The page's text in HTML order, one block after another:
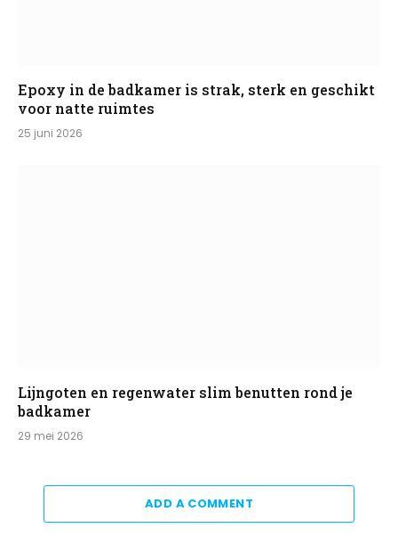
Epoxy in de badkamer is strak, sterk en geschikt
voor natte ruimtes
25 juni 2026
Lijngoten en regenwater slim benutten rond je
badkamer
29 mei 2026
ADD A COMMENT